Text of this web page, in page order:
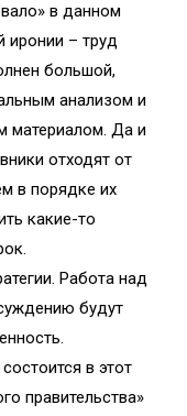
в данном
иронии – труд
большой,
анализом и
материалом. Да и
отходят от
в порядке их
какие-то
Работа над
будут
в этот
правительства»